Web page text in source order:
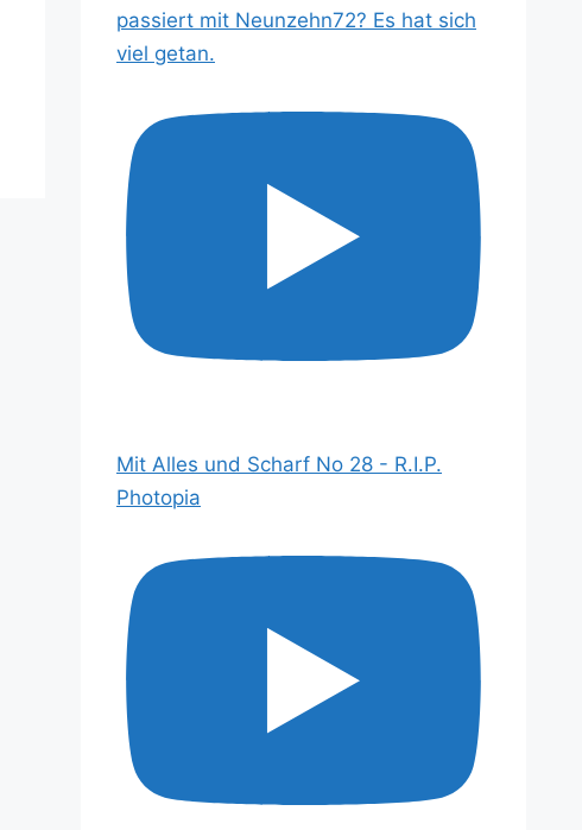
passiert mit Neunzehn72? Es hat sich
viel getan.
Mit Alles und Scharf No 28 - R.I.P.
Photopia